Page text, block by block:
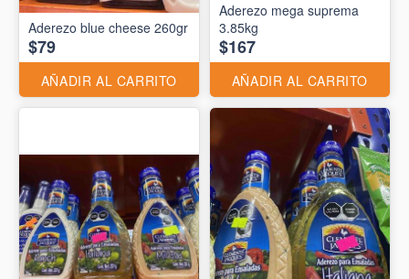
Aderezo blue cheese 260gr
$79
AÑADIR AL CARRITO
Aderezo mega suprema
3.85kg
$167
AÑADIR AL CARRITO